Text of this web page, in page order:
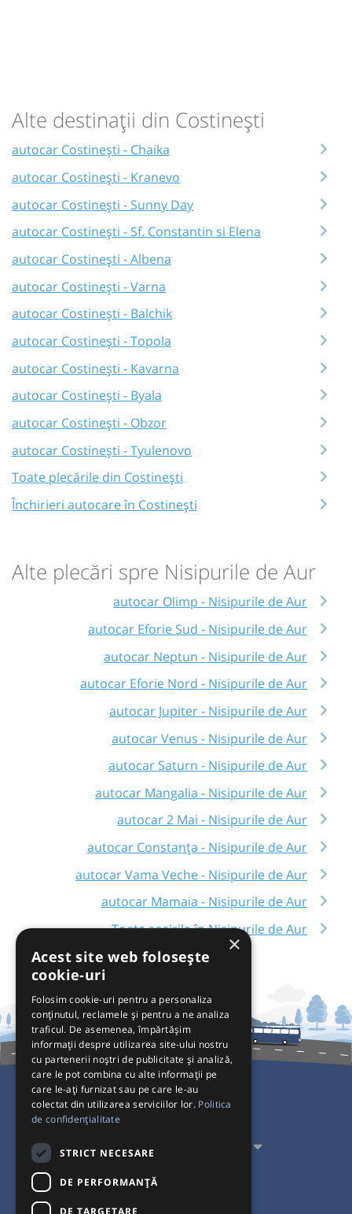
Alte destinații din Costinești
autocar Costinești - Chaika
autocar Costinești - Kranevo
autocar Costinești - Sunny Day
autocar Costinești - Sf. Constantin si Elena
autocar Costinești - Albena
autocar Costinești - Varna
autocar Costinești - Balchik
autocar Costinești - Topola
autocar Costinești - Kavarna
autocar Costinești - Byala
autocar Costinești - Obzor
autocar Costinești - Tyulenovo
Toate plecările din Costinești
Închirieri autocare în Costinești
Alte plecări spre Nisipurile de Aur
autocar Olimp - Nisipurile de Aur
autocar Eforie Sud - Nisipurile de Aur
autocar Neptun - Nisipurile de Aur
autocar Eforie Nord - Nisipurile de Aur
autocar Jupiter - Nisipurile de Aur
autocar Venus - Nisipurile de Aur
autocar Saturn - Nisipurile de Aur
autocar Mangalia - Nisipurile de Aur
autocar 2 Mai - Nisipurile de Aur
autocar Constanța - Nisipurile de Aur
autocar Vama Veche - Nisipurile de Aur
autocar Mamaia - Nisipurile de Aur
Toate sosirile în Nisipurile de Aur
Pentru Călători
Pentru Transportatori
Interacționăm
×
Acest site web folosește
cookie-uri
Folosim cookie-uri pentru a personaliza
conținutul, reclamele și pentru a ne analiza
traficul. De asemenea, împărtășim
informații despre utilizarea site-ului nostru
cu partenerii noștri de publicitate și analiză,
care le pot combina cu alte informații pe
care le-ați furnizat sau pe care le-au
colectat din utilizarea serviciilor lor. Politica
de confidențialitate
STRICT NECESARE
DE PERFORMANȚĂ
DE TARGETARE